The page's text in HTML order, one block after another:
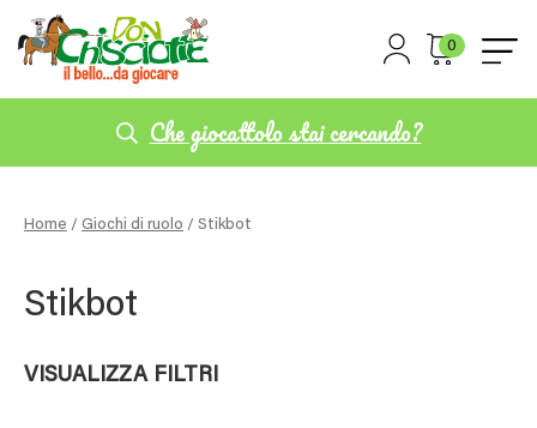
0
Che giocattolo stai cercando?
Home / Giochi di ruolo / Stikbot
Stikbot
VISUALIZZA FILTRI